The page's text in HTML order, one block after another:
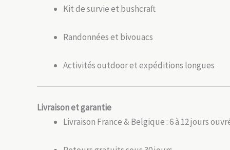
Kit de survie et bushcraft
Randonnées et bivouacs
Activités outdoor et expéditions longues
Livraison et garantie
Livraison France & Belgique : 6 à 12 jours